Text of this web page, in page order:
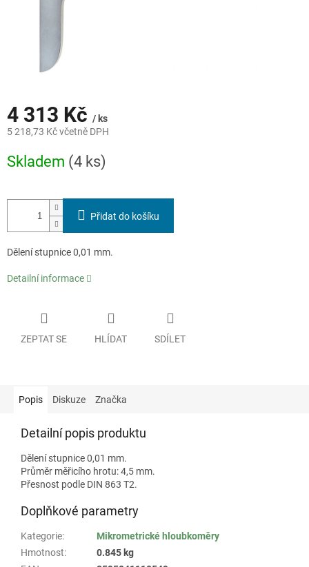
4 313 Kč / ks
5 218,73 Kč včetně DPH
cena:
Skladem (4 ks)
Přidat do košíku
Dělení stupnice 0,01 mm.
Detailní informace
ZEPTAT SE HLÍDAT SDÍLET
Popis Diskuze Značka
Detailní popis produktu
Dělení stupnice 0,01 mm.
Průměr měřicího hrotu: 4,5 mm.
Přesnost podle DIN 863 T2.
Doplňkové parametry
Kategorie:
Mikrometrické hloubkoměry
Hmotnost:
0.845 kg